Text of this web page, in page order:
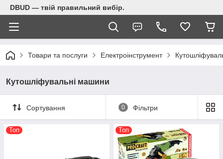
DBUD — твій правильний вибір.
Товари та послуги Електроінструмент
Кутошліфувальні машини
Сортування 0 Фільтри
Топ Топ